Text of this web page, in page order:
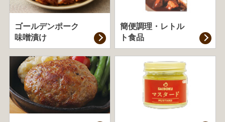
ゴールデンポーク
味噌漬け
簡便調理・ レトル
ト食品